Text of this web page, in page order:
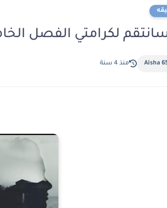
سانتقم لكرامتي الفصل
Aisha منذ 4 سنة